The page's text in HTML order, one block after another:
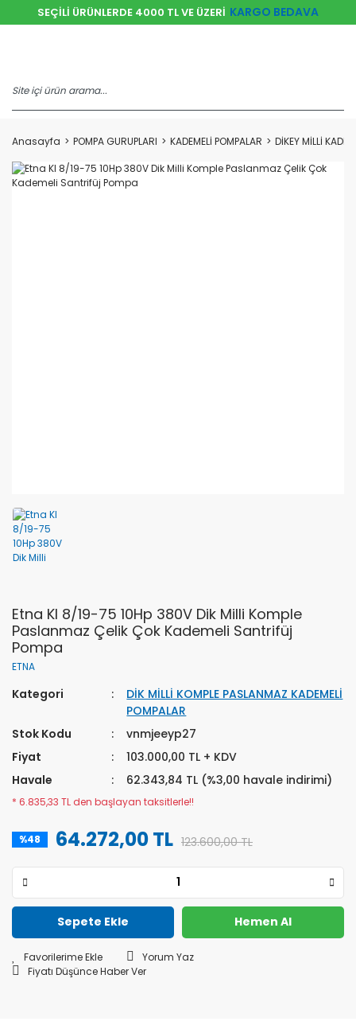
SEÇİLİ ÜRÜNLERDE 4000 TL VE ÜZERİ KARGO BEDAVA
Anasayfa POMPA GURUPLARI KADEMELİ POMPALAR DİKEY MİLLİ
Etna KI 8/19-75 10Hp 380V Dik Milli Komple
Paslanmaz Çelik Çok Kademeli Santrifüj
Pompa
ETNA
Kategori
DİK MİLLİ KOMPLE PASLANMAZ KADEMELİ
POMPALAR
Stok Kodu
vnmjeeyp27
Fiyat
103.000,00 TL + KDV
Havale
62.343,84 TL (%3,00 havale indirimi)
* 6.835,33 TL den başlayan taksitlerle!!
%48 64.272,00 TL 123.600,00 TL
Sepete Ekle Hemen Al
Yorum Yaz
Fiyatı Düşünce Haber Ver